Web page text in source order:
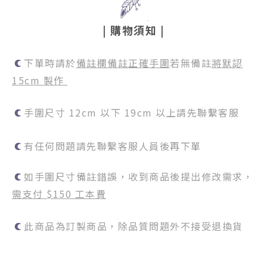
| 購物須知 |
下單時請於備註欄備註正確手圍若無備註將默認
15cm 製作
手圍尺寸 12cm 以下 19cm 以上請先聯繫客服
有任何問題請先聯繫客服人員後再下單
如手圍尺寸備註錯誤，收到商品後提出修改需求，
需支付 $150 工本費
此商品為訂製商品，除品質問題外不接受退換貨